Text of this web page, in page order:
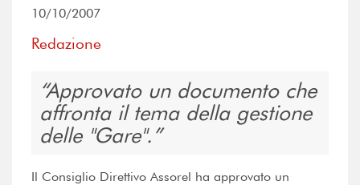
10/10/2007
Redazione
Approvato un documento che
affronta il tema della gestione
delle "Gare".
Il Consiglio Direttivo Assorel ha approvato un